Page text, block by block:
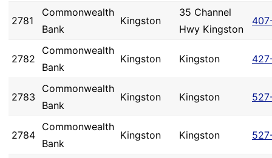
2781
Commonwealth
Bank
Kingston
35 Channel
Hwy Kingston
2782
Commonwealth
Bank
Kingston Kingston
2783
Commonwealth
Bank
Kingston Kingston
2784
Commonwealth
Bank
Kingston Kingston